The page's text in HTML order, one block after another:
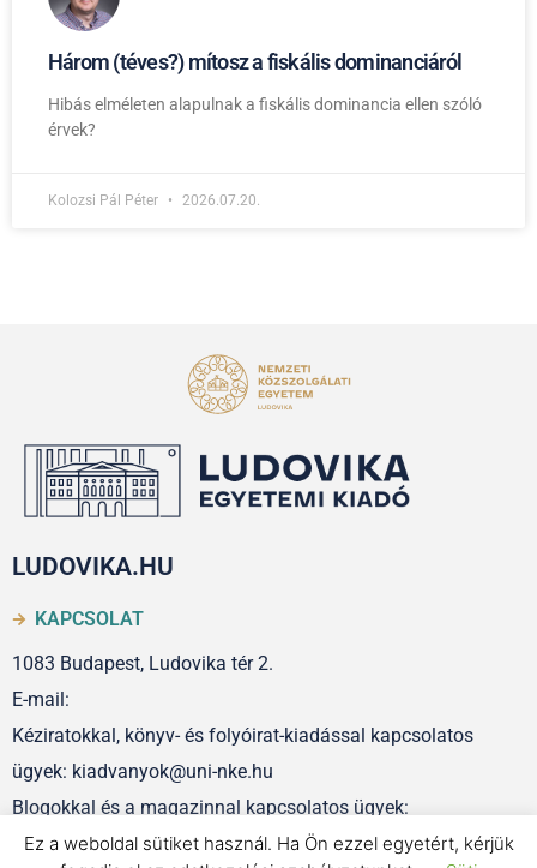
Három (téves?) mítosz a fiskális dominanciáról
Hibás elméleten alapulnak a fiskális dominancia ellen szóló
érvek?
Kolozsi Pál Péter 2026.07.20.
LUDOVIKA.HU
KAPCSOLAT
1083 Budapest, Ludovika tér 2.
E-mail:
Kéziratokkal, könyv- és folyóirat-kiadással kapcsolatos
ügyek: kiadvanyok@uni-nke.hu
Blogokkal és a magazinnal kapcsolatos ügyek:
szerkesztoseg@uni-nke.hu
Ez a weboldal sütiket használ. Ha Ön ezzel egyetért, kérjük